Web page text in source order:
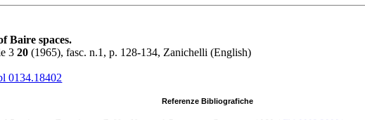
Baire spaces.
3 20 (1965), fasc. n.1, p. 128-134, Zanichelli (English)
0134.18402
Referenze Bibliografiche